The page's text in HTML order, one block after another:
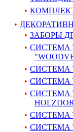
ЗАБОРЫ
СИСТЕМА
СИСТЕМА
СИСТЕМА
СИСТЕМА
СИСТЕМА
СИСТЕМА